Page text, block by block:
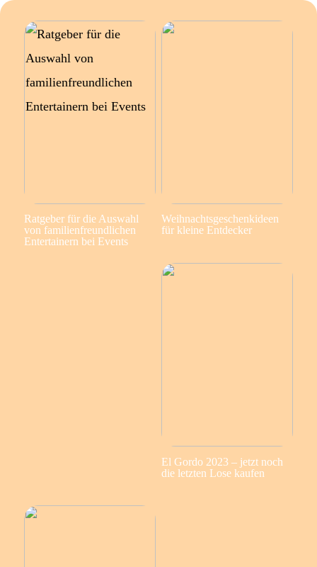
Ratgeber für die Auswahl
von familienfreundlichen
Entertainern bei Events
Weihnachtsgeschenkideen
für kleine Entdecker
El Gordo 2023 – jetzt noch
die letzten Lose kaufen